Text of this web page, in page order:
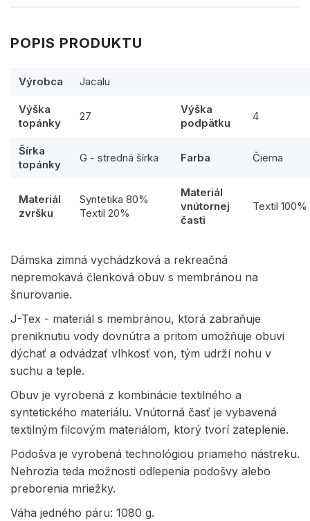
POPIS PRODUKTU
Výrobca Jacalu
Výška
topánky
27
Výška
podpätku
4
Šírka
topánky
G - stredná šírka Farba Čierna
Materiál
zvršku
Syntetika 80%
Textil 20%
Materiál
vnútornej
časti
Textil 100%
Dámska zimná vychádzková a rekreačná
nepremokavá členková obuv s membránou na
šnurovanie.
J-Tex - materiál s membránou, ktorá zabraňuje
preniknutiu vody dovnútra a pritom umožňuje obuvi
dýchať a odvádzať vlhkosť von, tým udrží nohu v
suchu a teple.
Obuv je vyrobená z kombinácie textilného a
syntetického materiálu. Vnútorná časť je vybavená
textilným filcovým materiálom, ktorý tvorí zateplenie.
Podošva je vyrobená technológiou priameho nástreku.
Nehrozia teda možnosti odlepenia podošvy alebo
preborenia mriežky.
Váha jedného páru: 1080 g.